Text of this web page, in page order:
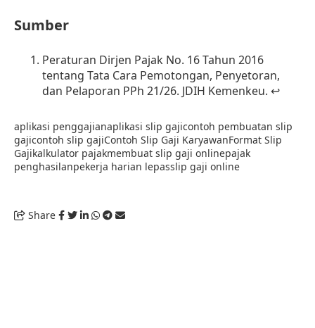
Sumber
Peraturan Dirjen Pajak No. 16 Tahun 2016
tentang Tata Cara Pemotongan, Penyetoran,
dan Pelaporan PPh 21/26. JDIH Kemenkeu. ↩︎
aplikasi penggajianaplikasi slip gajicontoh pembuatan slip
gajicontoh slip gajiContoh Slip Gaji KaryawanFormat Slip
Gajikalkulator pajakmembuat slip gaji onlinepajak
penghasilanpekerja harian lepasslip gaji online
Share